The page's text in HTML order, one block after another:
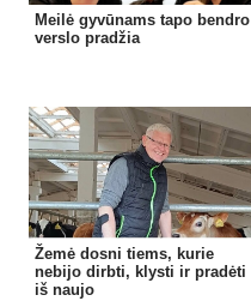
Meilė gyvūnams tapo bendro
verslo pradžia
Žemė dosni tiems, kurie
nebijo dirbti, klysti ir pradėti
iš naujo